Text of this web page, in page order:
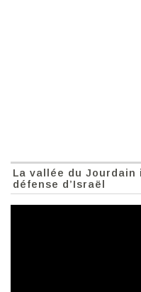
La vallée du
défense d’Israël